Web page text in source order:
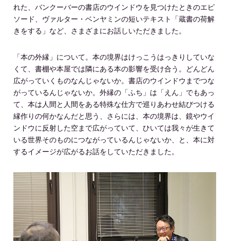
れた、バンクーバーの書店のウインドウを見つけたときのエピ
ソード、ヴァルター・ベンヤミンの短いテキスト「蔵書の荷解
きをする」など、さまざまにお話しいただきました。
「本の外縁」について。本の境界はけっこうはっきりしていな
くて、書棚や本屋では隣にある本の影響を受け合う。どんどん
広がっていくものなんじゃないか。書店のウインドウまでつな
がっているんじゃないか。外縁の「ふち」は「えん」でもあっ
て、本は人間と人間をある特殊な仕方で巡りあわせ結びつける
縁作りの何かなんだと思う、さらには、本の境界は、鏡やウイ
ンドウに反射した空まで広がっていて、ひいては我々が生きて
いる世界そのものにつながっているんじゃないか、と、本に対
するイメージが広がるお話をしていただきました。